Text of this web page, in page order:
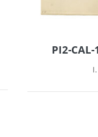
PI2-